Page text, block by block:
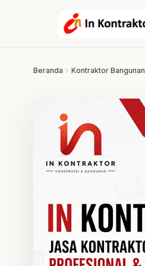
Beranda chevron_right Kontraktor Bangunan